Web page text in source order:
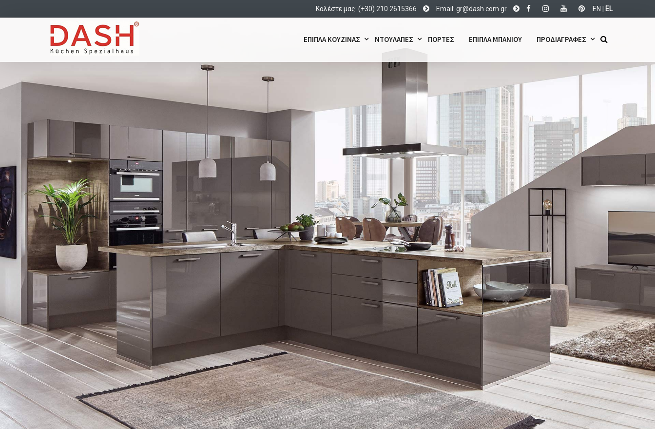
Καλέστε μας: (+30) 210 2615366 Email: rg.mo
c.hsa
d@rg EN EL
ΕΠΙΠΛΑ ΚΟΥΖΙΝΑΣ ΝΤΟΥΛΑΠΕΣ ΠΟΡΤΕΣ ΕΠΙΠΛΑ ΜΠΑΝΙΟΥ ΠΡΟΔΙΑΓΡΑΦΕΣ